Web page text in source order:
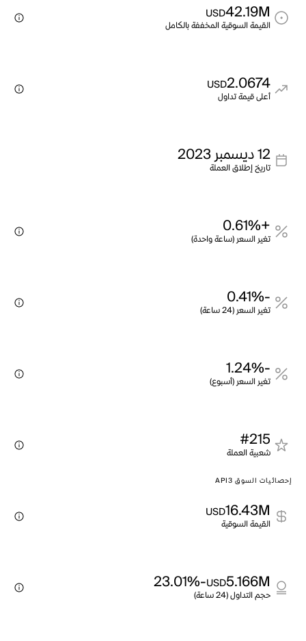
42.19M
USD
القيمة السوقية المخففة بالكامل
2.0674
USD
أعلى قيمة تداول
12 ديسمبر 2023
تاريخ إطلاق العملة
+0.61%
تغير السعر (ساعة واحدة)
-0.41%
تغير السعر (24 ساعة)
-1.24%
تغير السعر (أسبوع)
#215
شعبية العملة
إحصائيات السوق API3
16.43M
USD
القيمة السوقية
5.166M
USD
-23.01%
حجم التداول (24 ساعة)